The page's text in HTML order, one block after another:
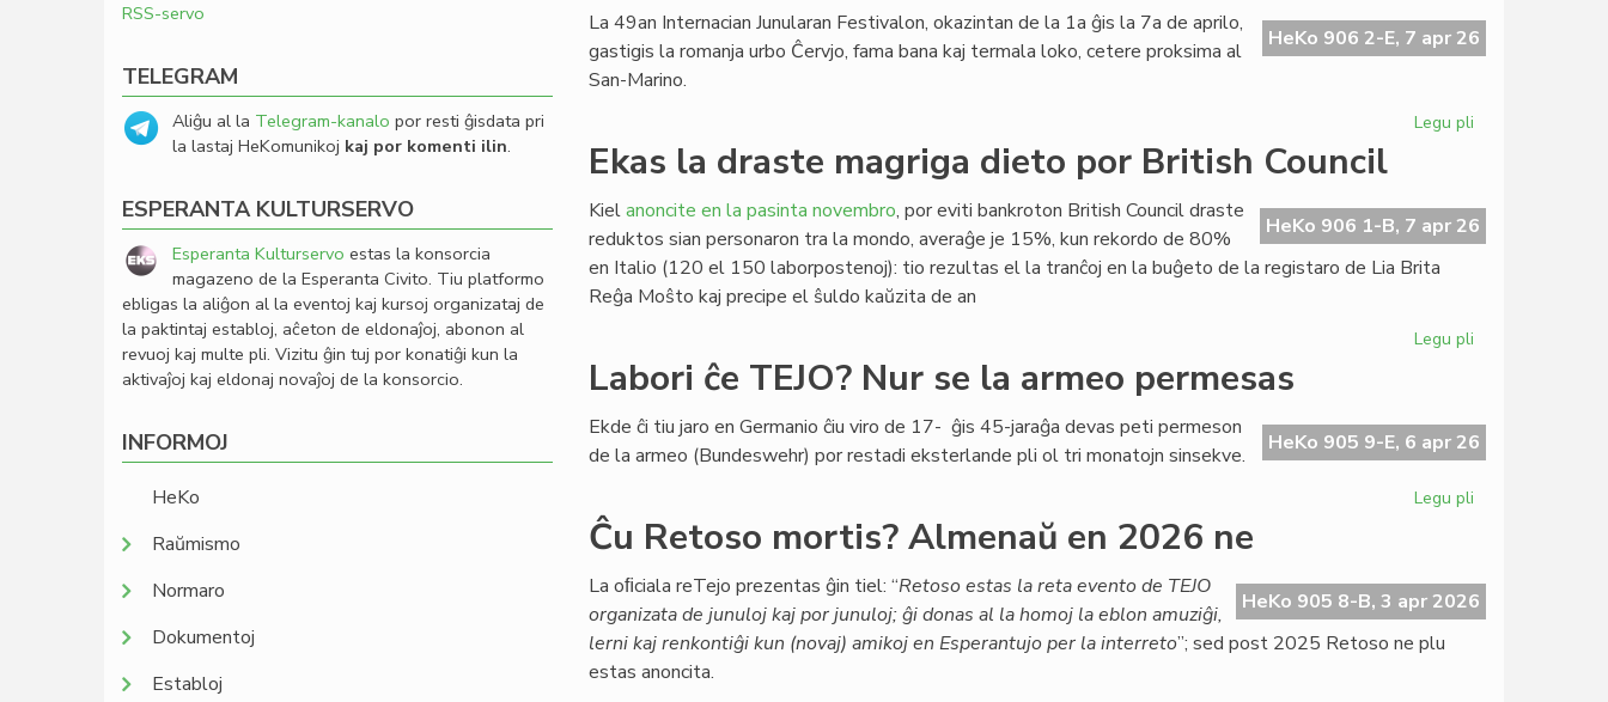
stimulas
la
HeKo 906 2-E, 7 apr 26
La 49an Internacian Junularan Festivalon, okazintan de la 1a ĝis la 7a de aprilo,
gastigis la romanja urbo Ĉervjo, fama bana kaj termala loko, cetere proksima al
San-Marino.
Legu pli
Santiago"...
en
Ekas la draste magriga dieto por British Council
HeKo 906 1-B, 7 apr 26
Kielanoncite en la pasinta novembro, por eviti bankroton British Council draste
reduktos sian personaron tra la mondo, averaĝe je 15%, kun rekordo de 80%
en Italio (120 el 150 laborpostenoj): tio rezultas el la tranĉoj en la buĝeto de la registaro de Lia Brita
Reĝa Moŝto kaj precipe el ŝuldo kaŭzita de an
Legu pli
magriga
dieto
Labori ĉe TEJO? Nur se la armeo permesas
HeKo 905 9-E, 6 apr 26
Ekde ĉi tiu jaro en Germanio ĉiu viro de 17- ĝis 45-jaraĝa devas peti permeson
de la armeo (Bundeswehr) por restadi eksterlande pli ol tri monatojn sinsekve.
Legu pli
Nur
se
Ĉu Retoso mortis? Almenaŭ en 2026 ne
HeKo 905 8-B, 3 apr 2026
La oﬁciala reTejo prezentas ĝin tiel: “Retoso estas la reta evento de TEJO
organizata de junuloj kaj por junuloj; ĝi donas al la homoj la eblon amuziĝi,
lerni kaj renkontiĝi kun (novaj) amikoj en Esperantujo per la interreto”; sed post 2025 Retoso ne plu
estas anoncita.
RSS-servo
TELEGRAM
Aliĝu al la Telegram-kanalo por resti ĝisdata pri
la lastaj HeKomunikoj kaj por komenti ilin.
ESPERANTA KULTURSERVO
Esperanta Kulturservo estas la konsorcia
magazeno de la Esperanta Civito. Tiu platformo
ebligas la aliĝon al la eventoj kaj kursoj organizataj de
la paktintaj establoj, aĉeton de eldonaĵoj, abonon al
revuoj kaj multe pli. Vizitu ĝin tuj por konatiĝi kun la
aktivaĵoj kaj eldonaj novaĵoj de la konsorcio.
INFORMOJ
HeKo
Raŭmismo
Normaro
Dokumentoj
Establoj